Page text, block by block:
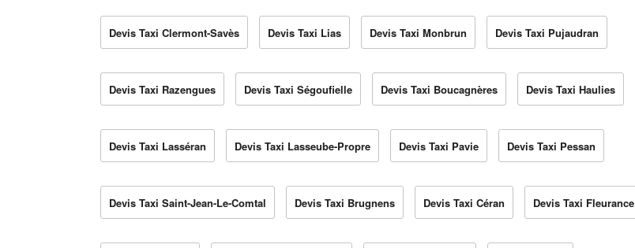
Devis Taxi Clermont-Savès Devis Taxi Lias Devis Taxi Monbrun Devis Taxi Pujaudran
Devis Taxi Razengues Devis Taxi Ségoufielle Devis Taxi Boucagnères Devis Taxi Haulies
Devis Taxi Lasséran Devis Taxi Lasseube-Propre Devis Taxi Pavie Devis Taxi Pessan
Devis Taxi Saint-Jean-Le-Comtal Devis Taxi Brugnens Devis Taxi Céran Devis Taxi Fleurance